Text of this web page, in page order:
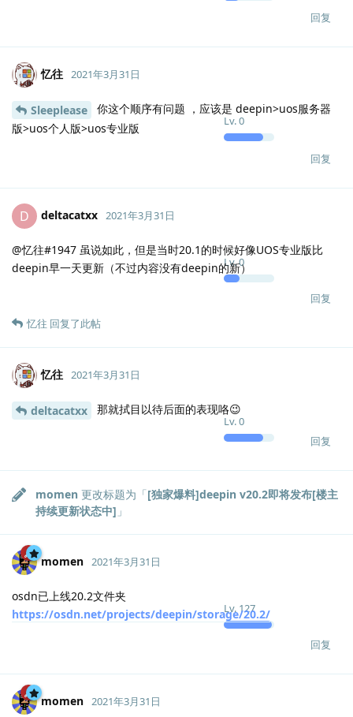
回复
忆往
Lv.0
2021年3月31日
Sleeplease
你这个顺序有问题 ，应该是 deepin>uos服务器
版>uos个人版>uos专业版
回复
D deltacatxx
Lv.0
2021年3月31日
@忆往#1947 虽说如此，但是当时20.1的时候好像UOS专业版比
deepin早一天更新（不过内容没有deepin的新）
回复
忆往 回复了此帖
忆往
Lv.0
2021年3月31日
deltacatxx 那就拭目以待后面的表现咯😉
回复
momen 更改标题为「[独家爆料]deepin v20.2即将发布[楼主
持续更新状态中] 」
momen
Lv. 127
2021年3月31日
osdn已上线20.2文件夹
https://osdn.net/projects/deepin/storage/20.2/
回复
momen 2021年3月31日